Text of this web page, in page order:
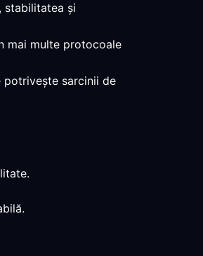
stabilitatea și
mai multe protocoale
potrivește sarcinii de